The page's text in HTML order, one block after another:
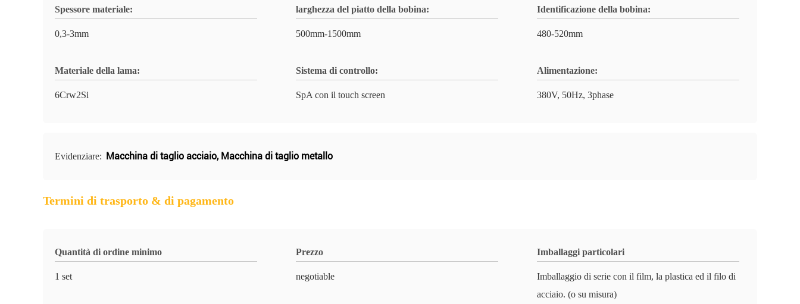
Spessore materiale:
0,3-3mm
larghezza del piatto della bobina:
500mm-1500mm
Identificazione della bobina:
480-520mm
Materiale della lama:
6Crw2Si
Sistema di controllo:
SpA con il touch screen
Alimentazione:
380V, 50Hz, 3phase
Evidenziare: Macchina di taglio acciaio, Macchina di taglio metallo
Termini di trasporto & di pagamento
Quantità di ordine minimo
1 set
Prezzo
negotiable
Imballaggi particolari
Imballaggio di serie con il film, la plastica ed il filo di
acciaio. (o su misura)